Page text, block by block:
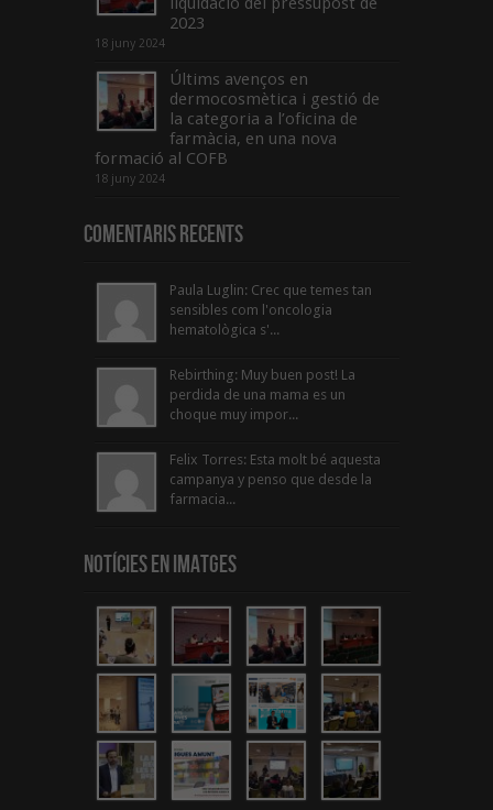
2023
18 juny 2024
Últims avenços en
dermocosmètica i gestió de
la categoria a l’oficina de
farmàcia, en una nova
formació al COFB
18 juny 2024
Comentaris Recents
Paula Luglin: Crec que temes tan
sensibles com l'oncologia
hematològica s'...
Rebirthing: Muy buen post! La
perdida de una mama es un
choque muy impor...
Felix Torres: Esta molt bé aquesta
campanya y penso que desde la
farmacia...
Notícies en Imatges